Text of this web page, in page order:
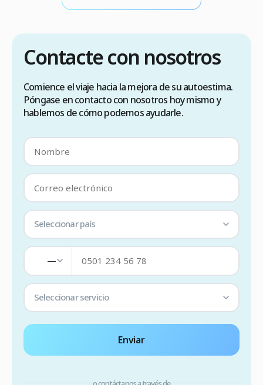
Contacte con nosotros
Comience el viaje hacia la mejora de su autoestima.
Póngase en contacto con nosotros hoy mismo y
hablemos de cómo podemos ayudarle.
Seleccionar país
—
Seleccionar servicio
Enviar